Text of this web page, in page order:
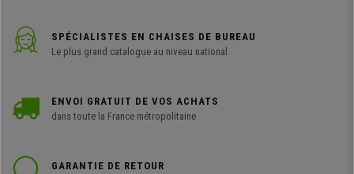
SPÉCIALISTES EN CHAISES DE BUREAU
Le plus grand catalogue au niveau national
ENVOI GRATUIT DE VOS ACHATS
dans toute la France métropolitaine
GARANTIE DE RETOUR